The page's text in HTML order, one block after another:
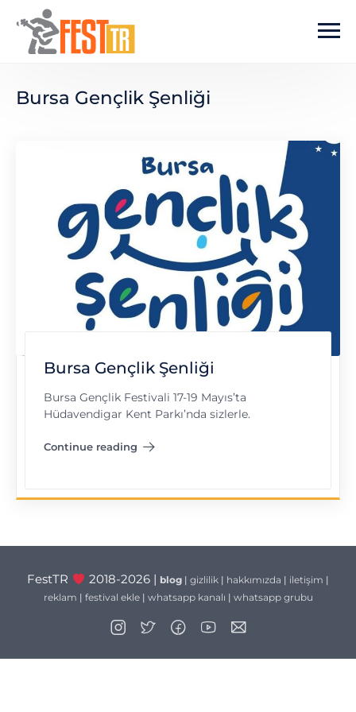
Ana içeriğe atla
Bursa Gençlik Şenliği
Bursa Gençlik Şenliği
Bursa Gençlik Festivali 17-19 Mayıs’ta
Hüdavendigar Kent Parkı’nda sizlerle.
Continue reading
"Bursa Gençlik Şenliği"
FestTR 2018-2026 | blog| gizlilik| hakkımızda | iletişim |
reklam | festival ekle| whatsapp kanalı | whatsapp grubu